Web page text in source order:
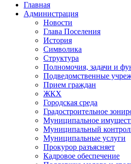
Главная
Администрация
Новости
Глава Поселения
История
Символика
Структура
Полномочия, задачи и
Подведомственные
Прием граждан
ЖКХ
Городская среда
Градостроительное
Муниципальное
Муниципальный
Муниципальные услуги
Прокурор разъясняет
Кадровое обеспечение